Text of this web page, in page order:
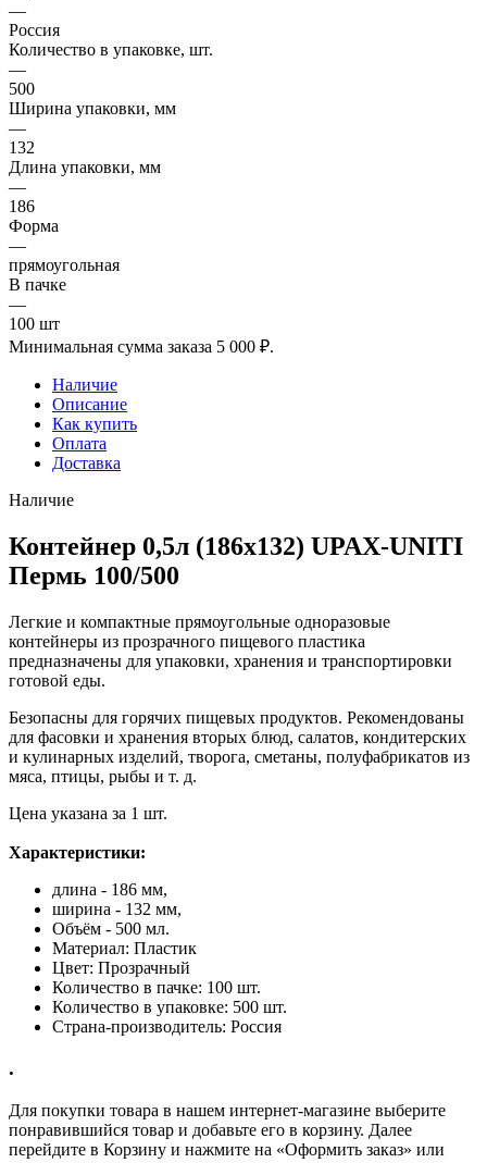
—
Россия
Количество в упаковке, шт.
—
500
Ширина упаковки, мм
—
132
Длина упаковки, мм
—
186
Форма
—
прямоугольная
В пачке
—
100 шт
Минимальная сумма заказа 5 000 ₽.
Наличие
Описание
Как купить
Оплата
Доставка
Наличие
Контейнер 0,5л (186х132) UPAX-UNITI
Пермь 100/500
Легкие и компактные прямоугольные одноразовые
контейнеры из прозрачного пищевого пластика
предназначены для упаковки, хранения и транспортировки
готовой еды.
Безопасны для горячих пищевых продуктов. Рекомендованы
для фасовки и хранения вторых блюд, салатов, кондитерских
и кулинарных изделий, творога, сметаны, полуфабрикатов из
мяса, птицы, рыбы и т. д.
Цена указана за 1 шт.
Характеристики:
длина - 186 мм,
ширина - 132 мм,
Объём - 500 мл.
Материал: Пластик
Цвет: Прозрачный
Количество в пачке: 100 шт.
Количество в упаковке: 500 шт.
Страна-производитель: Россия
.
Для покупки товара в нашем интернет-магазине выберите
понравившийся товар и добавьте его в корзину. Далее
перейдите в Корзину и нажмите на «Оформить заказ» или